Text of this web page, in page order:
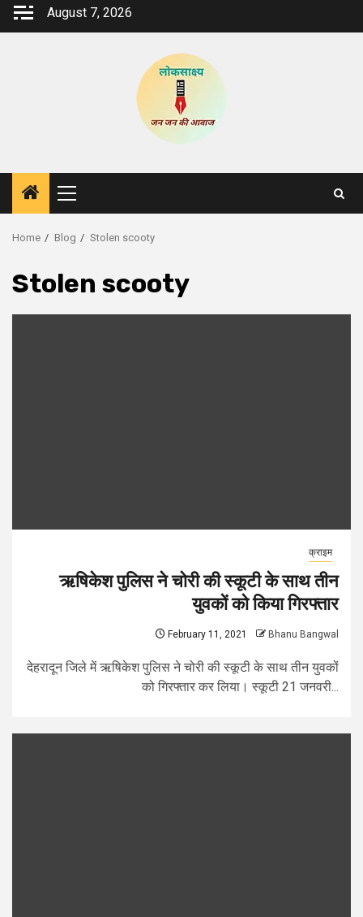
Skip
August 7, 2026
Primary
Menu
Home Blog Stolen scooty
Stolen scooty
क्राइम
ऋषिकेश पुलिस ने चोरी की स्कूटी के साथ तीन
युवकों को किया गिरफ्तार
February 11, 2021 Bhanu Bangwal
देहरादून जिले में ऋषिकेश पुलिस ने चोरी की स्कूटी के साथ तीन युवकों
को गिरफ्तार कर लिया। स्कूटी 21 जनवरी...